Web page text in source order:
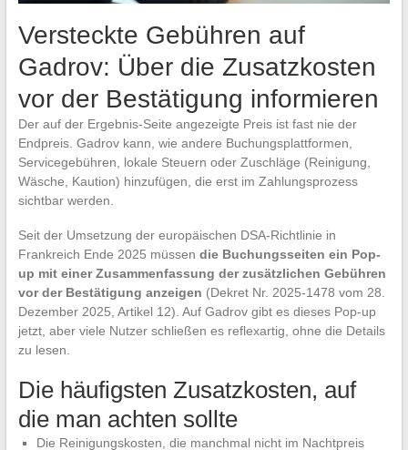
Versteckte Gebühren auf
Gadrov: Über die Zusatzkosten
vor der Bestätigung informieren
Der auf der Ergebnis-Seite angezeigte Preis ist fast nie der
Endpreis. Gadrov kann, wie andere Buchungsplattformen,
Servicegebühren, lokale Steuern oder Zuschläge (Reinigung,
Wäsche, Kaution) hinzufügen, die erst im Zahlungsprozess
sichtbar werden.
Seit der Umsetzung der europäischen DSA-Richtlinie in
Frankreich Ende 2025 müssen die Buchungsseiten ein Pop-
up mit einer Zusammenfassung der zusätzlichen Gebühren
vor der Bestätigung anzeigen (Dekret Nr. 2025-1478 vom 28.
Dezember 2025, Artikel 12). Auf Gadrov gibt es dieses Pop-up
jetzt, aber viele Nutzer schließen es reflexartig, ohne die Details
zu lesen.
Die häufigsten Zusatzkosten, auf
die man achten sollte
Die Reinigungskosten, die manchmal nicht im Nachtpreis